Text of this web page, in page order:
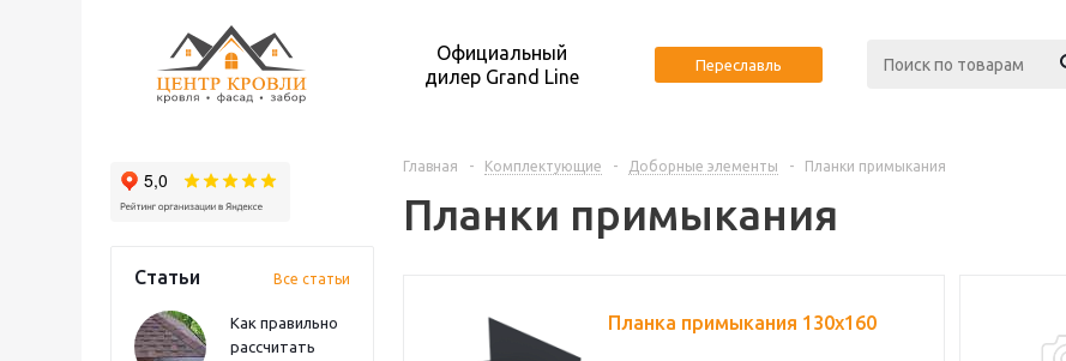
Официальный
дилер Grand Line
Переславль
Статьи Все статьи
Как правильно
рассчитать
Главная - Комплектующие - Доборные элементы - Планки примыкания
Планки примыкания
Планка примыкания 130х160